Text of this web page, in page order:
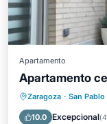
Apartamento
Apartamento
Zaragoza · San Pablo
10.0 Excepcional(
Cocina